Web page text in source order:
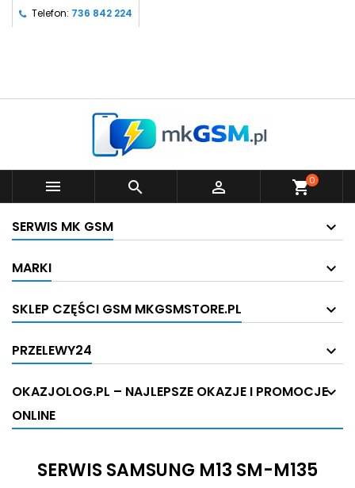
Telefon: 736 842 224
   shopping_cart0
SERWIS MK GSM
MARKI
SKLEP CZĘŚCI GSM MKGSMSTORE.PL
PRZELEWY24
OKAZJOLOG.PL – NAJLEPSZE OKAZJE I PROMOCJE
ONLINE
SERWIS SAMSUNG M13 SM-M135